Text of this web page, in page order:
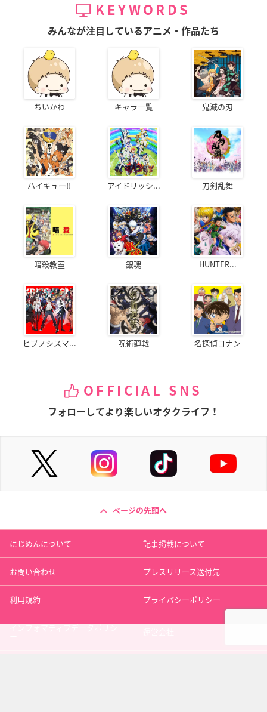
KEYWORDS
みんなが注目しているアニメ・作品たち
ちいかわ キャラ一覧 鬼滅の刃
ハイキュー!! アイドリッシ... 刀剣乱舞
暗殺教室 銀魂 HUNTER...
ヒプノシスマ... 呪術廻戦 名探偵コナン
OFFICIAL SNS
フォローしてより楽しいオタクライフ！
ページの先頭へ
にじめんについて 記事掲載について
お問い合わせ プレスリリース送付先
利用規約 プライバシーポリシー